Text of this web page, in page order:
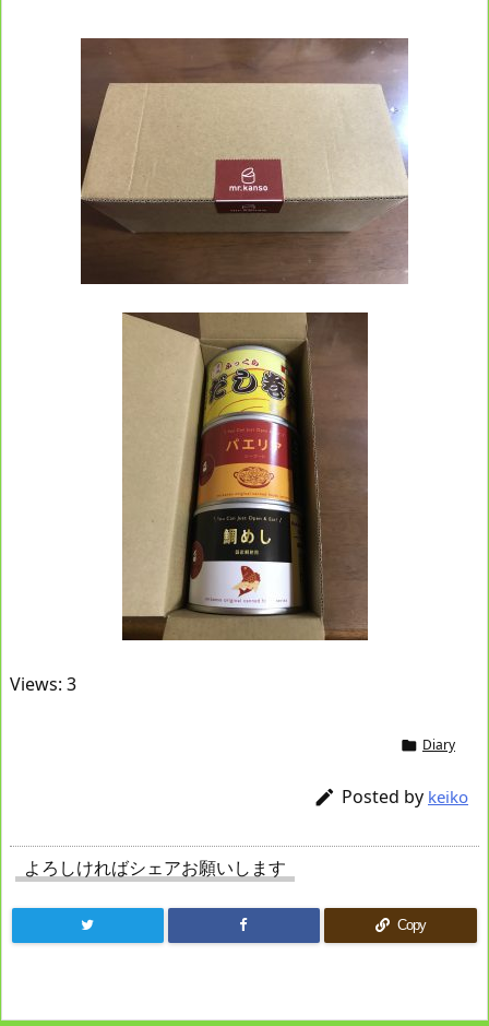
Views: 3
 Diary
 Posted by keiko
よろしければシェアお願いします
Copy